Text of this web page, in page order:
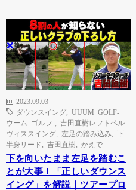
17:45
2023.09.03
ダウンスイング
UUUM GOLF-
ウーム ゴルフ-
吉田直樹レフトペル
ヴィススイング
左足の踏み込み
下
半身リード
吉田直樹 かえで
下を向いたまま左足を踏むこ
とが大事！「正しいダウンス
イング」を解説｜ツアープロ